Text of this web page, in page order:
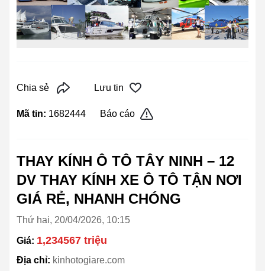
Chia sẻ Lưu tin
Mã tin: 1682444 Báo cáo
THAY KÍNH Ô TÔ TÂY NINH – 12
DV THAY KÍNH XE Ô TÔ TẬN NƠI
GIÁ RẺ, NHANH CHÓNG
Thứ hai, 20/04/2026, 10:15
Giá: 1,234567 triệu
Địa chỉ: kinhotogiare.com